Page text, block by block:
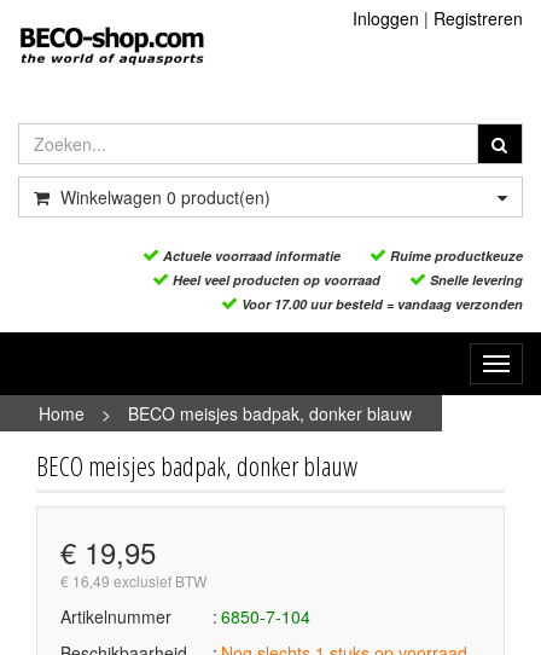
Inloggen | Registreren
Winkelwagen 0 product(en)
Actuele voorraad informatie
Ruime productkeuze
Heel veel producten op voorraad
Snelle levering
Voor 17.00 uur besteld = vandaag verzonden
Home
> BECO meisjes badpak, donker blauw
BECO meisjes badpak, donker blauw
€ 19,95
€ 16,49 exclusief BTW
Artikelnummer
6850-7-104